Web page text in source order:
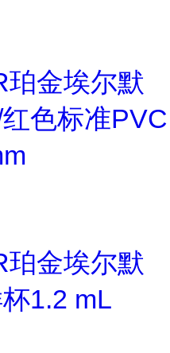
金埃尔默
色标准PVC
金埃尔默
1.2 mL